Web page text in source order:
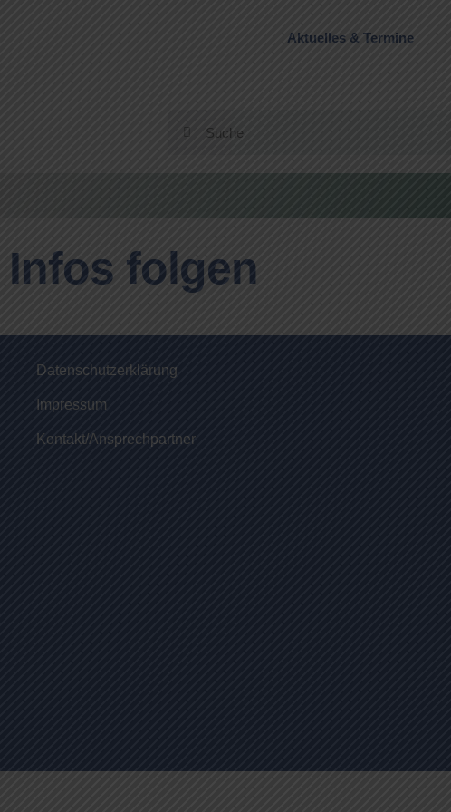
Aktuelles & Termine
Infos folgen
Datenschutzerklärung
Impressum
Kontakt/Ansprechpartner